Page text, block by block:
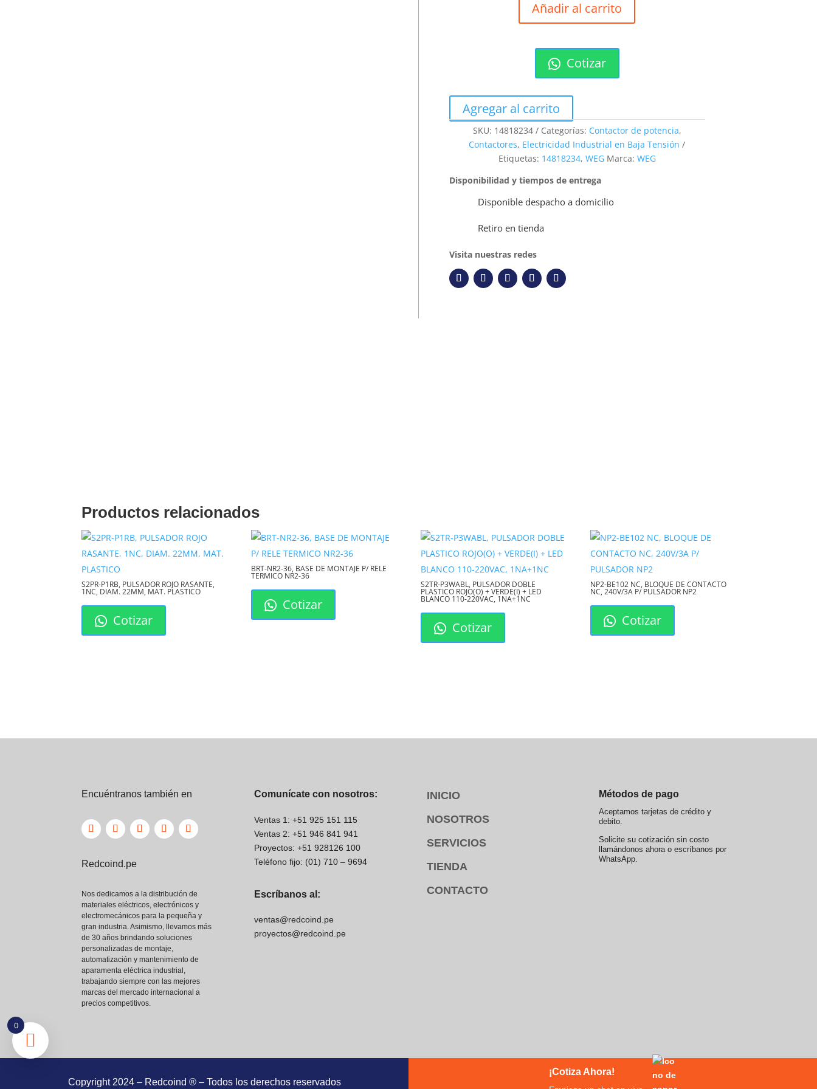
Añadir al carrito
Cotizar
Agregar al carrito
SKU: 14818234 Categorías: Contactor de potencia,
Contactores, Electricidad Industrial en Baja Tensión
Etiquetas: 14818234, WEG Marca: WEG
Disponibilidad y tiempos de entrega
Disponible despacho a domicilio
Retiro en tienda
Visita nuestras redes
Productos relacionados
S2PR-P1RB, PULSADOR ROJO RASANTE,
1NC, DIAM. 22MM, MAT. PLASTICO
Cotizar
BRT-NR2-36, BASE DE MONTAJE P/ RELE
TERMICO NR2-36
Cotizar
S2TR-P3WABL, PULSADOR DOBLE
PLASTICO ROJO(O) + VERDE(I) + LED
BLANCO 110-220VAC, 1NA+1NC
Cotizar
NP2-BE102 NC, BLOQUE DE CONTACTO
NC, 240V/3A P/ PULSADOR NP2
Cotizar
Encuéntranos también en
Redcoind.pe
Nos dedicamos a la distribución de
materiales eléctricos, electrónicos y
electromecánicos para la pequeña y
gran industria. Asimismo, llevamos más
de 30 años brindando soluciones
personalizadas de montaje,
automatización y mantenimiento de
aparamenta eléctrica industrial,
trabajando siempre con las mejores
marcas del mercado internacional a
precios competitivos.
Comunícate con nosotros:
Ventas 1: +51 925 151 115
Ventas 2: +51 946 841 941
Proyectos: +51 928126 100
Teléfono fijo: (01) 710 – 9694
Escríbanos al:
ventas@redcoind.pe
proyectos@redcoind.pe
INICIO
NOSOTROS
SERVICIOS
TIENDA
CONTACTO
Métodos de pago
Aceptamos tarjetas de crédito y
debito.
Solicite su cotización sin costo
llamándonos ahora o escríbanos por
WhatsApp.
Copyright 2024 – Redcoind ® – Todos los derechos reservados
¡Cotiza Ahora!
0